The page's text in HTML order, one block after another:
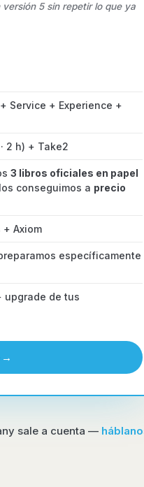
5 sin repetir lo que ya
Service + Experience +
2 h) + Take2
3 libros oficiales en papel
conseguimos a precio
+ Axiom
específicamente
upgrade de tus
→
sale a cuenta —